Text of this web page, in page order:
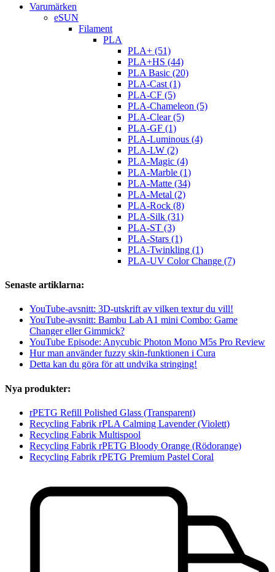
Varumärken
eSUN
Filament
PLA
PLA+ (51)
PLA+HS (44)
PLA Basic (20)
PLA-Cast (1)
PLA-CF (5)
PLA-Chameleon (5)
PLA-Clear (5)
PLA-GF (1)
PLA-Luminous (4)
PLA-LW (2)
PLA-Magic (4)
PLA-Marble (1)
PLA-Matte (34)
PLA-Metal (2)
PLA-Rock (8)
PLA-Silk (31)
PLA-ST (3)
PLA-Stars (1)
PLA-Twinkling (1)
PLA-UV Color Change (7)
Senaste artiklarna:
YouTube-avsnitt: 3D-utskrift av vilken textur du vill!
YouTube-avsnitt: Bambu Lab A1 mini Combo: Game
Changer eller Gimmick?
YouTube Episode: Anycubic Photon Mono M5s Pro Review
Hur man använder fuzzy skin-funktionen i Cura
Detta kan du göra för att undvika stringing!
Nya produkter:
rPETG Refill Polished Glass (Transparent)
Recycling Fabrik rPLA Calming Lavender (Violett)
Recycling Fabrik Multispool
Recycling Fabrik rPETG Bloody Orange (Rödorange)
Recycling Fabrik rPETG Premium Pastel Coral